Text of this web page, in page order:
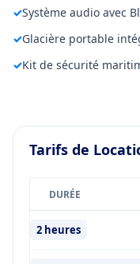
✓Système audio avec
✓Glacière portable
✓Kit de sécurité
Tarifs de
DURÉE
2 heures